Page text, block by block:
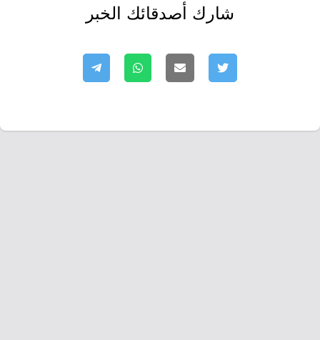
شارك أصدقائك الخبر